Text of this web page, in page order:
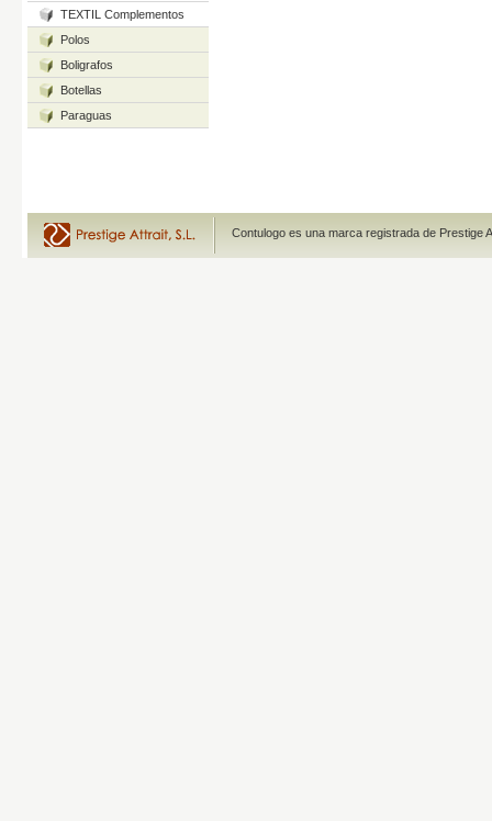
TEXTIL Complementos
Polos
Boligrafos
Botellas
Paraguas
Contulogo es una marca registrada de